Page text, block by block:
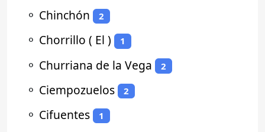
⚬ Chinchón 2
⚬ Chorrillo ( El ) 1
⚬ Churriana de la Vega 2
⚬ Ciempozuelos 2
⚬ Cifuentes 1